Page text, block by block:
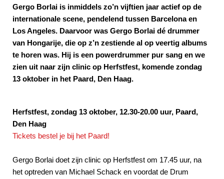
Gergo Borlai is inmiddels zo’n vijftien jaar actief op de
internationale scene, pendelend tussen Barcelona en
Los Angeles. Daarvoor was Gergo Borlai dé drummer
van Hongarije, die op z’n zestiende al op veertig albums
te horen was. Hij is een powerdrummer pur sang en we
zien uit naar zijn clinic op Herfstfest, komende zondag
13 oktober in het Paard, Den Haag.
Herfstfest, zondag 13 oktober, 12.30-20.00 uur, Paard,
Den Haag
Tickets bestel je bij het Paard!
Gergo Borlai doet zijn clinic op Herfstfest om 17.45 uur, na
het optreden van Michael Schack en voordat de Drum